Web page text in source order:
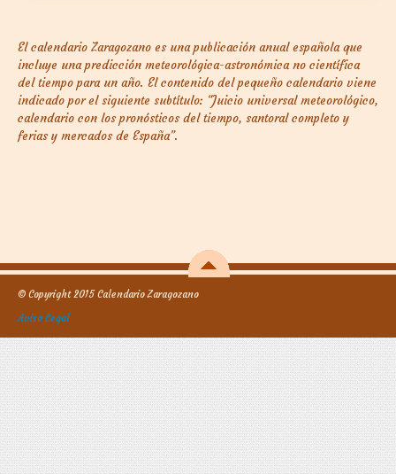
El calendario Zaragozano es una publicación anual española que
incluye una predicción meteorológica-astronómica no científica
del tiempo para un año. El contenido del pequeño calendario viene
indicado por el siguiente subtítulo: “Juicio universal meteorológico,
calendario con los pronósticos del tiempo, santoral completo y
ferias y mercados de España”.
© Copyright 2015 Calendario Zaragozano
Aviso Legal